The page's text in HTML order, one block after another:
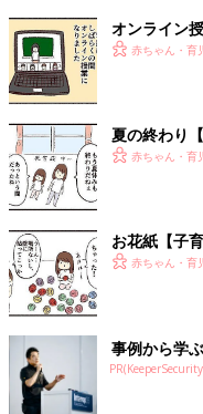
オンライン
赤ちゃん・育
夏の終わり
赤ちゃん・育
お花紙【子
赤ちゃん・育
事例から学